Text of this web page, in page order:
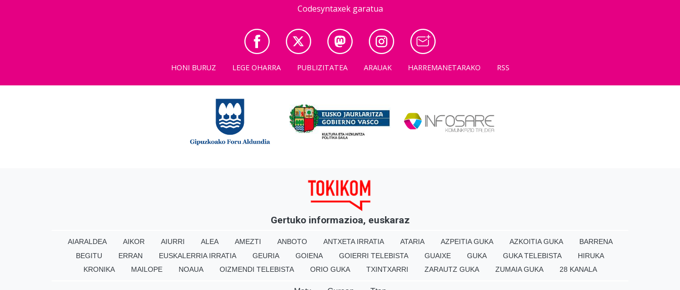
Codesyntaxek garatua
HONI BURUZ LEGE OHARRA PUBLIZITATEA ARAUAK HARREMANETARAKO RSS
Gertuko informazioa, euskaraz
AIARALDEA AIKOR AIURRI ALEA AMEZTI ANBOTO ANTXETA IRRATIA ATARIA AZPEITIA GUKA AZKOITIA GUKA
BARRENA
BEGITU
ERRAN EUSKALERRIA IRRATIA GEURIA GOIENA GOIERRI TELEBISTA GUAIXE GUKA GUKA TELEBISTA
HIRUKA
KRONIKA
MAILOPE NOAUA OIZMENDI TELEBISTA ORIO GUKA TXINTXARRI ZARAUTZ GUKA ZUMAIA GUKA 28 KANALA